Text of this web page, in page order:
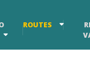
ROUTES